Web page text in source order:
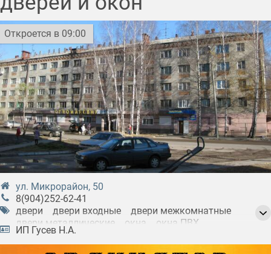
Откроется в 09:00
ул. Микрорайон, 50
8(904)252-62-41
двери
двери входные
двери межкомнатные
двери металлические
окна
окна ПВХ
установка дверей
установка окон
установка окон ПВХ
ИП Гусев Н.А.